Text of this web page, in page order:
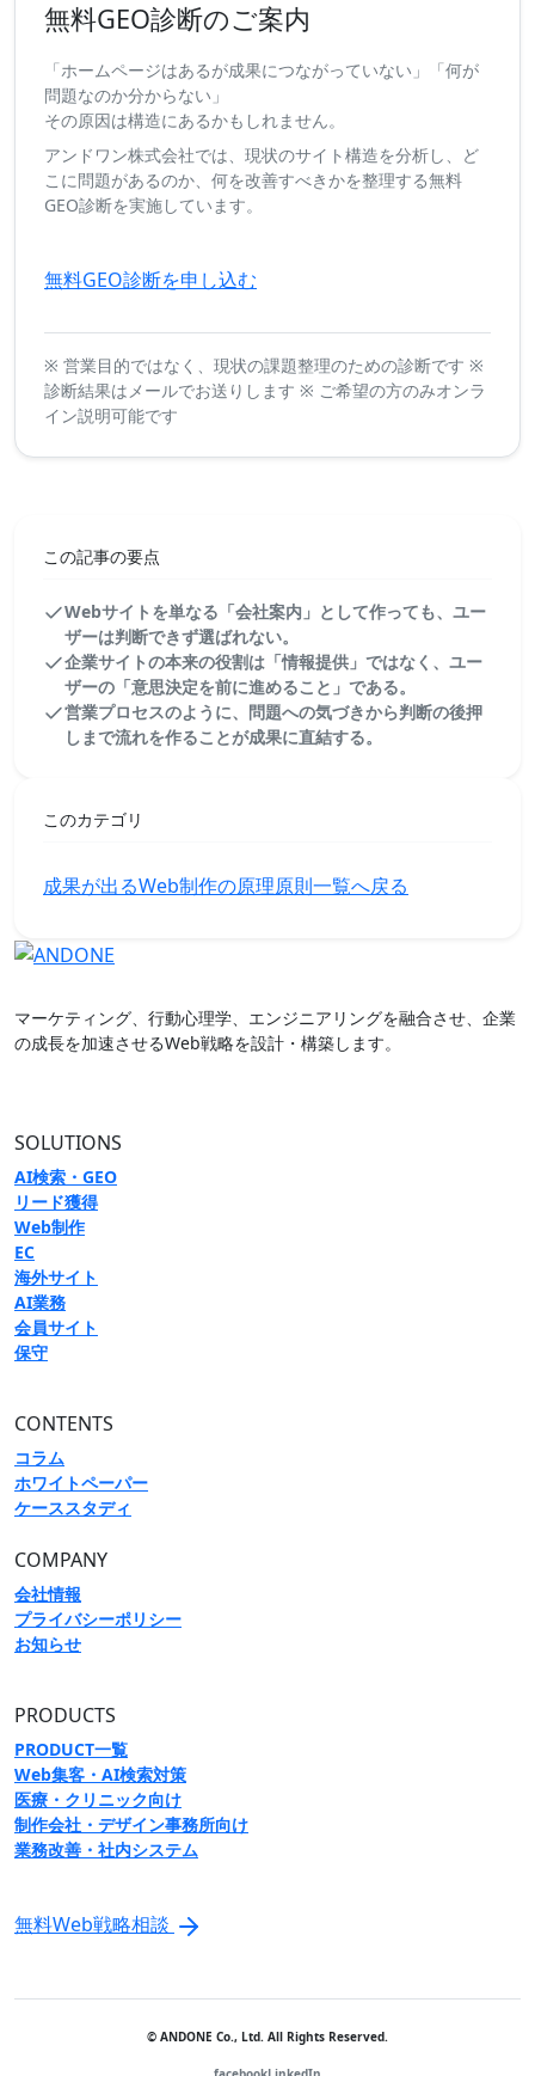
無料GEO診断のご案内
「ホームページはあるが成果につながっていない」「何が
問題なのか分からない」
その原因は構造にあるかもしれません。
アンドワン株式会社では、現状のサイト構造を分析し、ど
こに問題があるのか、何を改善すべきかを整理する無料
GEO診断を実施しています。
無料GEO診断を申し込む
※ 営業目的ではなく、現状の課題整理のための診断です ※
診断結果はメールでお送りします ※ ご希望の方のみオンラ
イン説明可能です
この記事の要点
Webサイトを単なる「会社案内」として作っても、ユー
ザーは判断できず選ばれない。
企業サイトの本来の役割は「情報提供」ではなく、ユー
ザーの「意思決定を前に進めること」である。
営業プロセスのように、問題への気づきから判断の後押
しまで流れを作ることが成果に直結する。
このカテゴリ
成果が出るWeb制作の原理原則一覧へ戻る
マーケティング、行動心理学、エンジニアリングを融合させ、企業
の成長を加速させるWeb戦略を設計・構築します。
SOLUTIONS
AI検索・GEO
リード獲得
Web制作
EC
海外サイト
AI業務
会員サイト
保守
CONTENTS
コラム
ホワイトペーパー
ケーススタディ
COMPANY
会社情報
プライバシーポリシー
お知らせ
PRODUCTS
PRODUCT一覧
Web集客・AI検索対策
医療・クリニック向け
制作会社・デザイン事務所向け
業務改善・社内システム
無料Web戦略相談
© ANDONE Co., Ltd. All Rights Reserved.